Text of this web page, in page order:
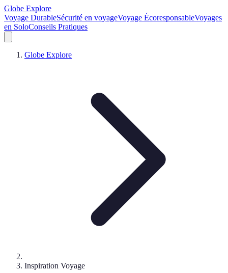
Globe Explore
Voyage DurableSécurité en voyageVoyage ÉcoresponsableVoyages
en SoloConseils Pratiques
Globe Explore
Inspiration Voyage